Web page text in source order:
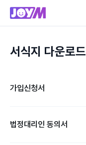
서식지 다운로드
가입신청서
법정대리인 동의서